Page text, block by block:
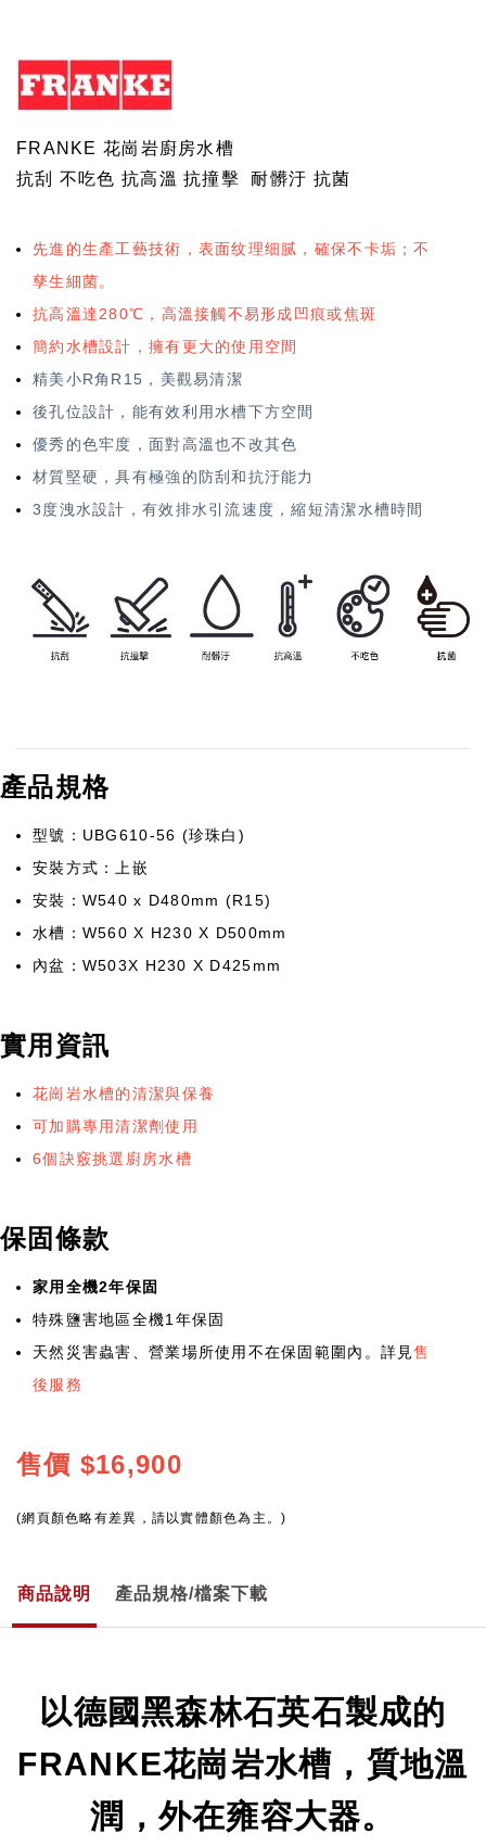
FRANKE 花崗岩廚房水槽
抗刮 不吃色 抗高溫 抗撞擊 耐髒汙 抗菌
先進的生產工藝技術，表面纹理细腻，確保不卡垢；不
孳生細菌。
抗高溫達280℃，高溫接觸不易形成凹痕或焦斑
簡約水槽設計，擁有更大的使用空間
精美小R角R15，美觀易清潔
後孔位設計，能有效利用水槽下方空間
優秀的色牢度，面對高溫也不改其色
材質堅硬，具有極強的防刮和抗汙能力
3度洩水設計，有效排水引流速度，縮短清潔水槽時間
產品規格
型號：UBG610-56 (珍珠白)
安裝方式：上嵌
安裝：W540 x D480mm (R15)
水槽：W560 X H230 X D500mm
內盆：W503X H230 X D425mm
實用資訊
花崗岩水槽的清潔與保養
可加購專用清潔劑使用
6個訣竅挑選廚房水槽
保固條款
家用全機2年保固
特殊鹽害地區全機1年保固
天然災害蟲害、營業場所使用不在保固範圍內。詳見售
後服務
售價 $16,900
(網頁顏色略有差異，請以實體顏色為主。)
商品說明 產品規格/檔案下載
以德國黑森林石英石製成的
FRANKE花崗岩水槽，質地溫
潤，外在雍容大器。